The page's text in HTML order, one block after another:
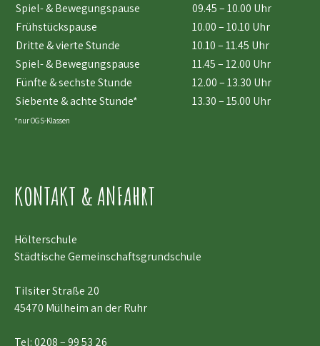
Spiel- & Bewegungspause
09.45 – 10.00 Uhr
Frühstückspause
10.00 – 10.10 Uhr
Dritte & vierte Stunde
10.10 – 11.45 Uhr
Spiel- & Bewegungspause
11.45 – 12.00 Uhr
Fünfte & sechste Stunde
12.00 – 13.30 Uhr
Siebente & achte Stunde*
13.30 – 15.00 Uhr
*nur OGS-Klassen
KONTAKT & ANFAHRT
Hölterschule
Städtische Gemeinschaftsgrundschule
Tilsiter Straße 20
45470 Mülheim an der Ruhr
Tel:0208 – 99 53 26